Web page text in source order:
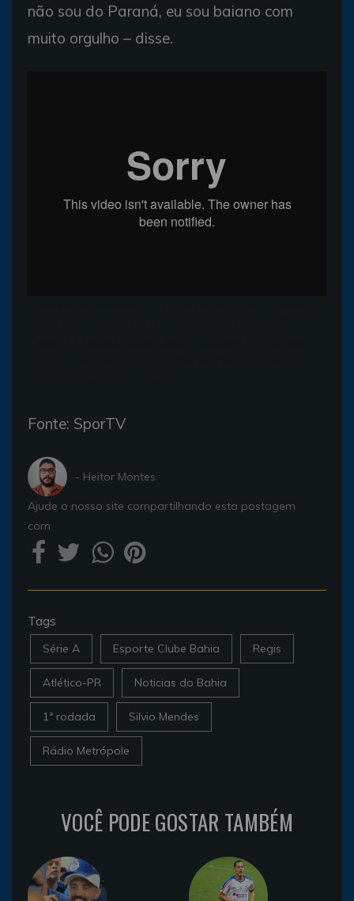
não sou do Paraná, eu sou baiano com
muito orgulho – disse.
Fonte: SporTV
- Heitor Montes
Ajude o nosso site compartilhando esta postagem
com
Tags
Série A Esporte Clube Bahia Regis
Atlético-PR Noticias do Bahia
1ª rodada Silvio Mendes
Rádio Metrópole
VOCÊ PODE GOSTAR TAMBÉM